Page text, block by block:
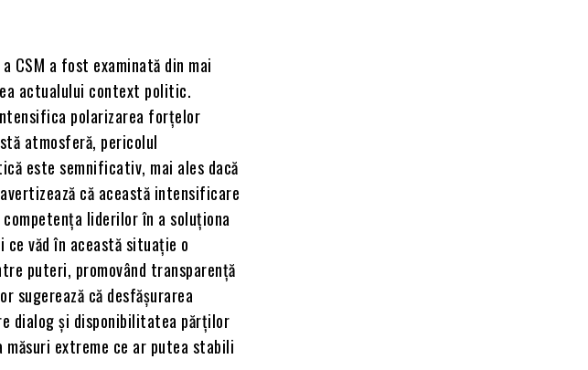
CSM a fost examinată din mai
actualului context politic.
polarizarea forțelor
atmosferă, pericolul
este semnificativ, mai ales dacă
că această intensificare
liderilor în a soluționa
văd în această situație o
puteri, promovând transparență
sugerează că desfășurarea
dialog și disponibilitatea părților
extreme ce ar putea stabili